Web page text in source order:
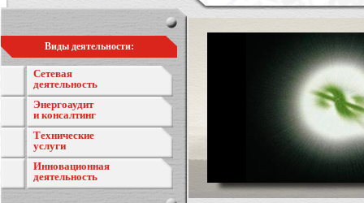
Виды деятельности:
Сетевая
деятельность
Энергоаудит
и консалтинг
Технические
услуги
Инновационная
деятельность